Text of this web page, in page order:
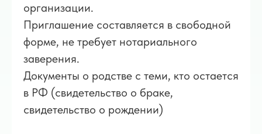
организации.
Приглашение составляется в свободной
форме, не требует нотариального
заверения.
Документы о родстве с теми, кто остается
в РФ (свидетельство о браке,
свидетельство о рождении)